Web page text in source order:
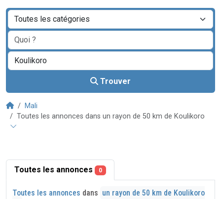
Trouver
Mali
Toutes les annonces dans un rayon de 50 km de Koulikoro
Toutes les annonces 0
Toutes les annonces dans un rayon de 50 km de Koulikoro